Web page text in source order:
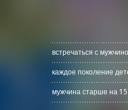
встречаться с
каждое поколение
мужчина старше на